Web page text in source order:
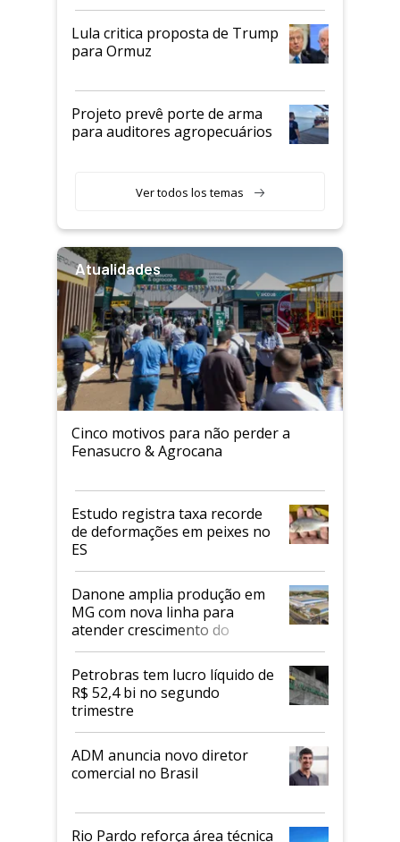
Lula critica proposta de Trump
para Ormuz
Projeto prevê porte de arma
para auditores agropecuários
Ver todos los temas
Atualidades
Cinco motivos para não perder a
Fenasucro & Agrocana
Estudo registra taxa recorde
de deformações em peixes no
ES
Danone amplia produção em
MG com nova linha para
atender crescimento do
mercado de alimentos
proteicos
Petrobras tem lucro líquido de
R$ 52,4 bi no segundo
trimestre
ADM anuncia novo diretor
comercial no Brasil
Rio Pardo reforça área técnica